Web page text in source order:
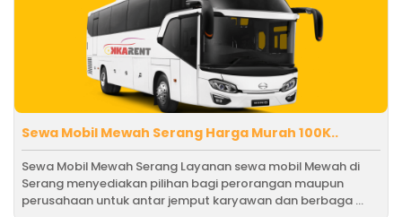
Sewa Mobil Mewah Serang Harga Murah 100K..
Sewa Mobil Mewah Serang Layanan sewa mobil Mewah di
Serang menyediakan pilihan bagi perorangan maupun
perusahaan untuk antar jemput karyawan dan berbaga ...